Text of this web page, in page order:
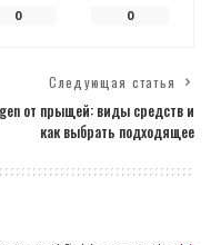
0 0
Следующая статья
от прыщей: виды средств и
как выбрать подходящее